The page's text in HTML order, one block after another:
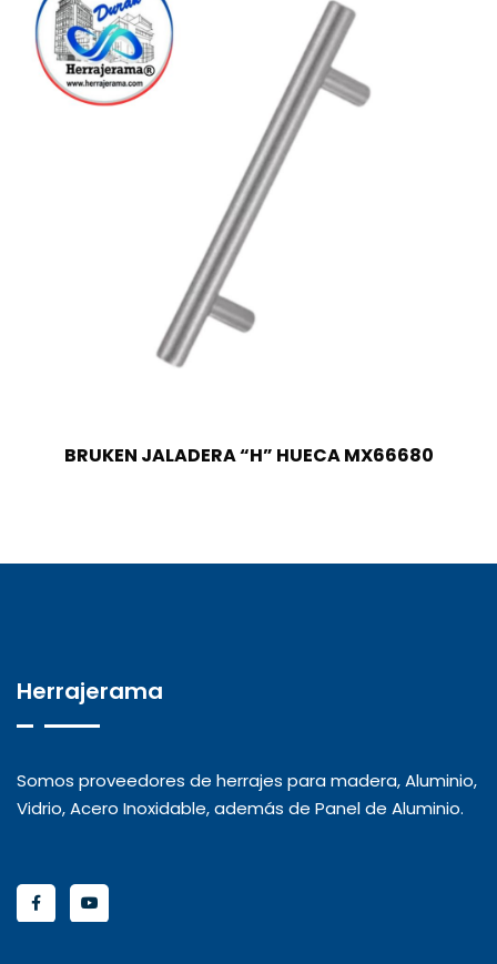
BRUKEN JALADERA “H” HUECA MX66680
Herrajerama
Somos proveedores de herrajes para madera, Aluminio,
Vidrio, Acero Inoxidable, además de Panel de Aluminio.